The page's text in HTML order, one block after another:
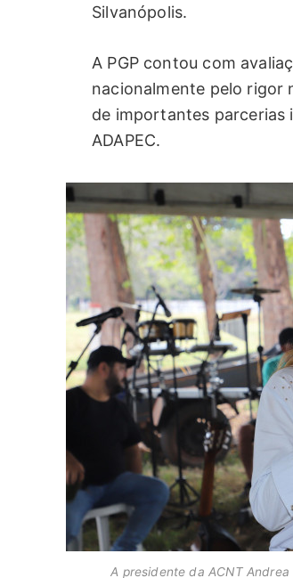
Silvanópolis.
A PGP contou com
nacionalmente pelo rigor
de importantes parcerias
ADAPEC.
A presidente da ACNT